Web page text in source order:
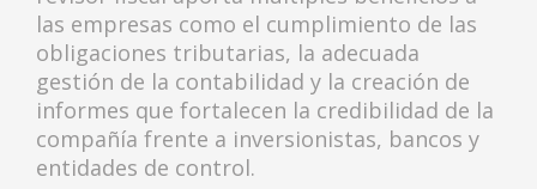
las empresas como el cumplimiento de las
obligaciones tributarias, la adecuada
gestión de la contabilidad y la creación de
informes que fortalecen la credibilidad de la
compañía frente a inversionistas, bancos y
entidades de control.